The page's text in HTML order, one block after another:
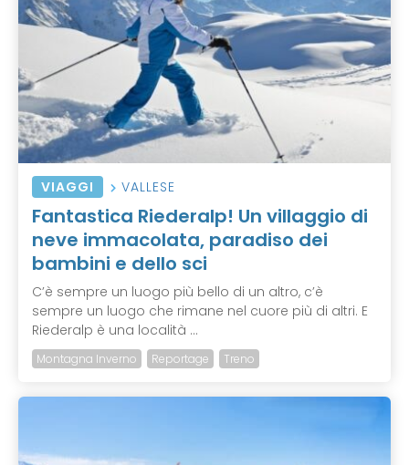
VIAGGI VALLESE
Fantastica Riederalp! Un villaggio di
neve immacolata, paradiso dei
bambini e dello sci
C’è sempre un luogo più bello di un altro, c’è
sempre un luogo che rimane nel cuore più di altri. E
Riederalp è una località ...
Montagna Inverno Reportage Treno